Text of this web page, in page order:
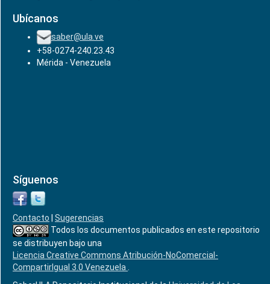
Ubícanos
saber@ula.ve
+58-0274-240.23.43
Mérida - Venezuela
Síguenos
Contacto
Sugerencias
Todos los documentos publicados en este repositorio
se distribuyen bajo una
Licencia Creative Commons Atribución-NoComercial-
CompartirIgual 3.0 Venezuela